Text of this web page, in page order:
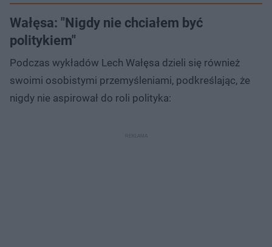
Wałęsa: "Nigdy nie chciałem być
politykiem"
Podczas wykładów Lech Wałęsa dzieli się również
swoimi osobistymi przemyśleniami, podkreślając, że
nigdy nie aspirował do roli polityka: